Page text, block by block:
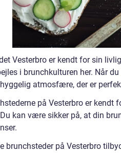
Vesterbro er kendt for sin
i brunchkulturen her. Når
atmosfære, der er
på Vesterbro er kendt
kan være sikker på, at din
brunchsteder på Vesterbro